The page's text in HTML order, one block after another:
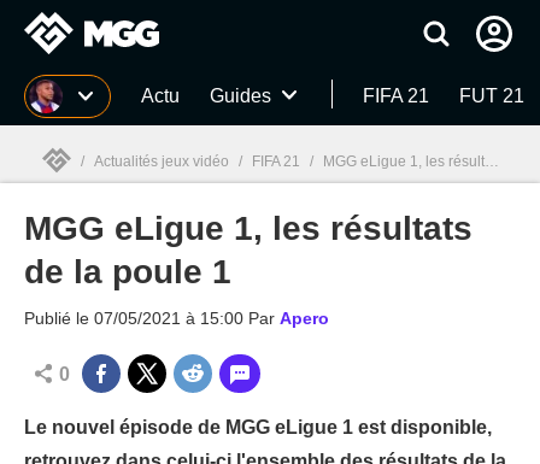
MGG Actu Guides FIFA 21 FUT 21
MGG
/ Actualités jeux vidéo / FIFA 21 / MGG eLigue 1, les résultats de la poule 1
MGG eLigue 1, les résultats
de la poule 1
Publié le 07/05/2021 à 15:00 Par Apero
0
Le nouvel épisode de MGG eLigue 1 est disponible,